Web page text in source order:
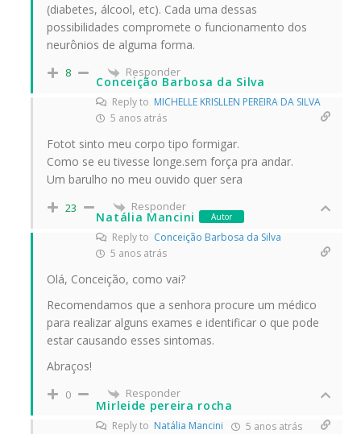
(diabetes, álcool, etc). Cada uma dessas
possibilidades compromete o funcionamento dos
neurônios de alguma forma.
8 Responder
Conceição Barbosa da Silva
Reply toMICHELLE KRISLLEN PEREIRA DA SILVA
5 anos atrás
Fotot sinto meu corpo tipo formigar.
Como se eu tivesse longe.sem força pra andar.
Um barulho no meu ouvido quer sera
23 Responder
Natália Mancini Autor
Reply to Conceição Barbosa da Silva
5 anos atrás
Olá, Conceição, como vai?
Recomendamos que a senhora procure um médico
para realizar alguns exames e identificar o que pode
estar causando esses sintomas.
Abraços!
0 Responder
Mirleide pereira rocha
Reply to Natália Mancini 5 anos atrás